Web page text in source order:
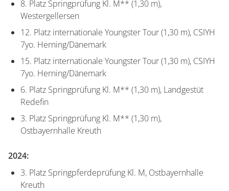
8. Platz Springprüfung Kl. M** (1,30 m),
Westergellersen
12. Platz internationale Youngster Tour (1,30 m), CSIYH
7yo. Herning/Dänemark
15. Platz internationale Youngster Tour (1,30 m), CSIYH
7yo. Herning/Dänemark
6. Platz Springprüfung Kl. M** (1,30 m), Landgestüt
Redefin
3. Platz Springprüfung Kl. M** (1,30 m),
Ostbayernhalle Kreuth
2024:
3. Platz Springpferdeprüfung Kl. M, Ostbayernhalle
Kreuth